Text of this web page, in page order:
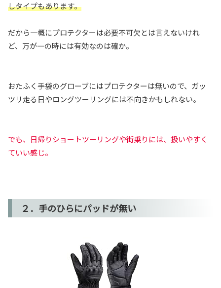
しタイプもあります。
だから一概にプロテクターは必要不可欠とは言えないけれ
ど、万が一の時には有効なのは確か。
おたふく手袋のグローブにはプロテクターは無いので、ガッ
ツリ走る日やロングツーリングには不向きかもしれない。
でも、日帰りショートツーリングや街乗りには、扱いやすく
ていい感じ。
２．手のひらにパッドが無い